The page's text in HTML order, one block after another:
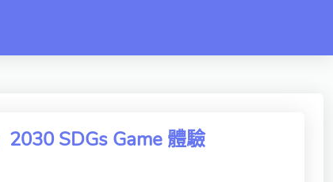
2030 SDGs Game 體驗